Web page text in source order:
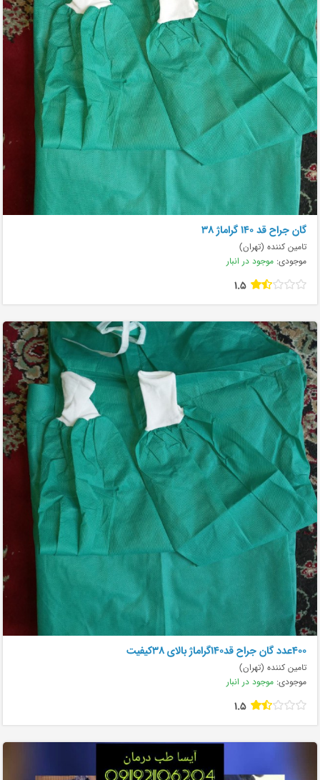
گان جراح قد ۱۴۰ گراماژ ۳۸
تامین کننده (تهران)
موجودی: موجود در انبار
1.5
۴۰۰عدد گان جراح قد۱۴۰گراماژ بالای ۳۸کیفیت
تامین کننده (تهران)
موجودی: موجود در انبار
1.5